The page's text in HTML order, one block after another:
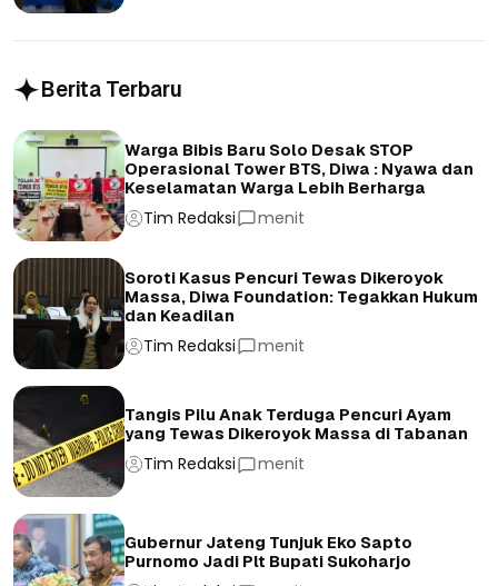
Berita Terbaru
Warga Bibis Baru Solo Desak STOP
Operasional Tower BTS, Diwa : Nyawa dan
Keselamatan Warga Lebih Berharga
Tim Redaksi menit
Soroti Kasus Pencuri Tewas Dikeroyok
Massa, Diwa Foundation: Tegakkan Hukum
dan Keadilan
Tim Redaksi menit
Tangis Pilu Anak Terduga Pencuri Ayam
yang Tewas Dikeroyok Massa di Tabanan
Tim Redaksi menit
Gubernur Jateng Tunjuk Eko Sapto
Purnomo Jadi Plt Bupati Sukoharjo